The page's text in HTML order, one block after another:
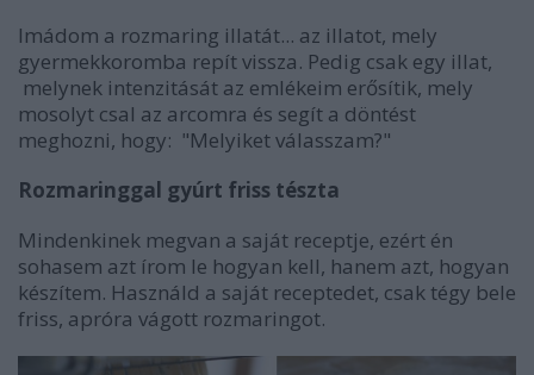
Imádom a rozmaring illatát... az illatot, mely
gyermekkoromba repít vissza. Pedig csak egy illat,
melynek intenzitását az emlékeim erősítik, mely
mosolyt csal az arcomra és segít a döntést
meghozni, hogy: "Melyiket válasszam?"
Rozmaringgal gyúrt friss tészta
Mindenkinek megvan a saját receptje, ezért én
sohasem azt írom le hogyan kell, hanem azt, hogyan
készítem. Használd a saját receptedet, csak tégy bele
friss, apróra vágott rozmaringot.